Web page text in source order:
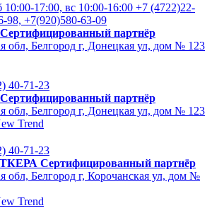
17:00, вс 10:00-16:00 +7 (4722)22-
98, +7(920)580-63-09
Сертифицированный партнёр
обл, Белгород г, Донецкая ул, дом № 123
40-71-23
Сертифицированный партнёр
обл, Белгород г, Донецкая ул, дом № 123
Trend
40-71-23
Сертифицированный партнёр
обл, Белгород г, Корочанская ул, дом №
Trend